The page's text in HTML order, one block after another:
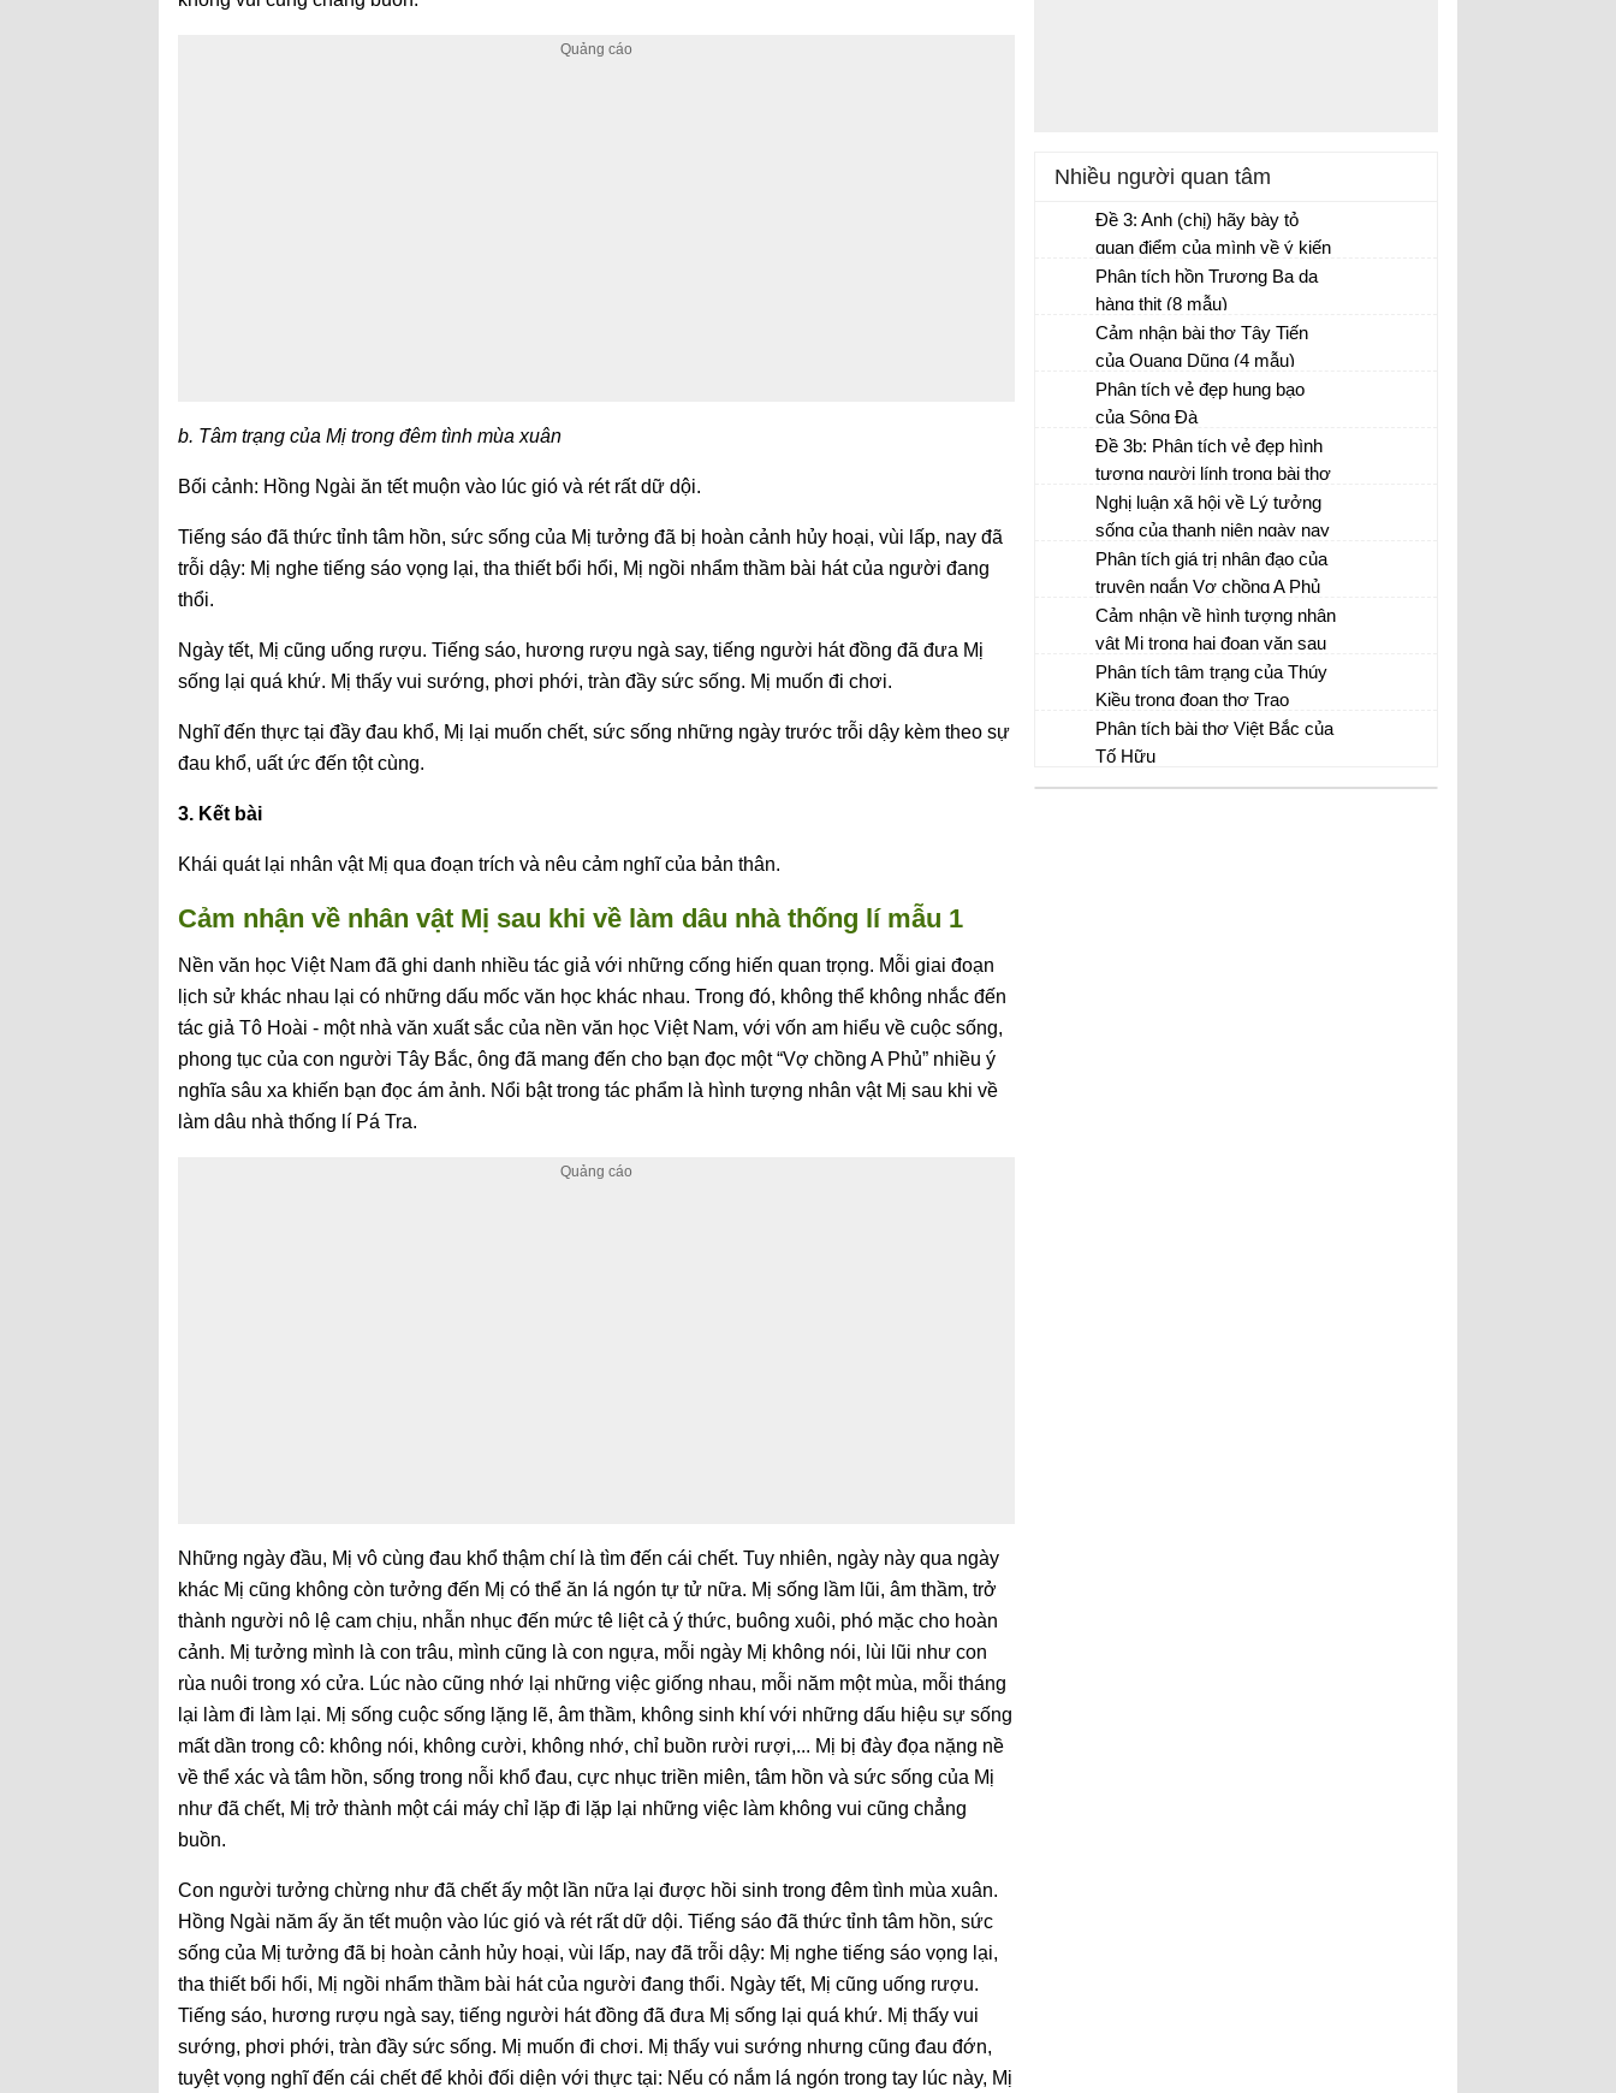
b. Tâm trạng của Mị trong đêm tình mùa xuân
Bối cảnh: Hồng Ngài ăn tết muộn vào lúc gió và rét rất dữ dội.
Tiếng sáo đã thức tỉnh tâm hồn, sức sống của Mị tưởng đã bị hoàn cảnh hủy hoại, vùi lấp, nay đã
trỗi dậy: Mị nghe tiếng sáo vọng lại, tha thiết bổi hổi, Mị ngồi nhẩm thầm bài hát của người đang
thổi.
Ngày tết, Mị cũng uống rượu. Tiếng sáo, hương rượu ngà say, tiếng người hát đồng đã đưa Mị
sống lại quá khứ. Mị thấy vui sướng, phơi phới, tràn đầy sức sống. Mị muốn đi chơi.
Nghĩ đến thực tại đầy đau khổ, Mị lại muốn chết, sức sống những ngày trước trỗi dậy kèm theo sự
đau khổ, uất ức đến tột cùng.
3. Kết bài
Khái quát lại nhân vật Mị qua đoạn trích và nêu cảm nghĩ của bản thân.
Cảm nhận về nhân vật Mị sau khi về làm dâu nhà thống lí mẫu 1
Nền văn học Việt Nam đã ghi danh nhiều tác giả với những cống hiến quan trọng. Mỗi giai đoạn
lịch sử khác nhau lại có những dấu mốc văn học khác nhau. Trong đó, không thể không nhắc đến
tác giả Tô Hoài - một nhà văn xuất sắc của nền văn học Việt Nam, với vốn am hiểu về cuộc sống,
phong tục của con người Tây Bắc, ông đã mang đến cho bạn đọc một “Vợ chồng A Phủ” nhiều ý
nghĩa sâu xa khiến bạn đọc ám ảnh. Nổi bật trong tác phẩm là hình tượng nhân vật Mị sau khi về
làm dâu nhà thống lí Pá Tra.
Những ngày đầu, Mị vô cùng đau khổ thậm chí là tìm đến cái chết. Tuy nhiên, ngày này qua ngày
khác Mị cũng không còn tưởng đến Mị có thể ăn lá ngón tự tử nữa. Mị sống lầm lũi, âm thầm, trở
thành người nô lệ cam chịu, nhẫn nhục đến mức tê liệt cả ý thức, buông xuôi, phó mặc cho hoàn
cảnh. Mị tưởng mình là con trâu, mình cũng là con ngựa, mỗi ngày Mị không nói, lùi lũi như con
rùa nuôi trong xó cửa. Lúc nào cũng nhớ lại những việc giống nhau, mỗi năm một mùa, mỗi tháng
lại làm đi làm lại. Mị sống cuộc sống lặng lẽ, âm thầm, không sinh khí với những dấu hiệu sự sống
mất dần trong cô: không nói, không cười, không nhớ, chỉ buồn rười rượi,... Mị bị đày đọa nặng nề
về thể xác và tâm hồn, sống trong nỗi khổ đau, cực nhục triền miên, tâm hồn và sức sống của Mị
như đã chết, Mị trở thành một cái máy chỉ lặp đi lặp lại những việc làm không vui cũng chẳng
buồn.
Con người tưởng chừng như đã chết ấy một lần nữa lại được hồi sinh trong đêm tình mùa xuân.
Hồng Ngài năm ấy ăn tết muộn vào lúc gió và rét rất dữ dội. Tiếng sáo đã thức tỉnh tâm hồn, sức
sống của Mị tưởng đã bị hoàn cảnh hủy hoại, vùi lấp, nay đã trỗi dậy: Mị nghe tiếng sáo vọng lại,
tha thiết bổi hổi, Mị ngồi nhẩm thầm bài hát của người đang thổi. Ngày tết, Mị cũng uống rượu.
Tiếng sáo, hương rượu ngà say, tiếng người hát đồng đã đưa Mị sống lại quá khứ. Mị thấy vui
sướng, phơi phới, tràn đầy sức sống. Mị muốn đi chơi. Mị thấy vui sướng nhưng cũng đau đớn,
tuyệt vọng nghĩ đến cái chết để khỏi đối diện với thực tại: Nếu có nắm lá ngón trong tay lúc này, Mị
Nhiều người quan tâm
Đề 3: Anh (chị) hãy bày tỏ
quan điểm của mình về ý kiến
của nhà văn Pháp La-bơ-ruy-
e: “Khi một tác phẩm nâng cao
tinh thần ta lên và gợi cho ta
những tình cảm cao quý và
can đảm,...
Phân tích hồn Trương Ba da
hàng thịt (8 mẫu)
Phân tích bài hồn Trương Ba da hàng thịt -
Văn mẫu 12
Cảm nhận bài thơ Tây Tiến
của Quang Dũng (4 mẫu)
Cảm nhận Tây Tiến - Văn mẫu 12
Phân tích vẻ đẹp hung bạo
của Sông Đà
Văn mẫu 12
Đề 3b: Phân tích vẻ đẹp hình
tượng người lính trong bài thơ
Tây Tiến của Quang Dũng.
Nghị luận xã hội về Lý tưởng
sống của thanh niên ngày nay
Văn mẫu 12
Phân tích giá trị nhân đạo của
truyện ngắn Vợ chồng A Phủ
Vợ chồng A Phủ - Văn mẫu 12
Cảm nhận về hình tượng nhân
vật Mị trong hai đoạn văn sau
“Lần lần, mấy năm qua…. Mị
sẽ ăn cho chết ngay, chứ
không buồn nhớ lại nữa”
Văn mẫu 12
Phân tích tâm trạng của Thúy
Kiều trong đoạn thơ Trao
duyên
Phân tích bài Trao duyên
Phân tích bài thơ Việt Bắc của
Tố Hữu
Phân tích Việt Bắc